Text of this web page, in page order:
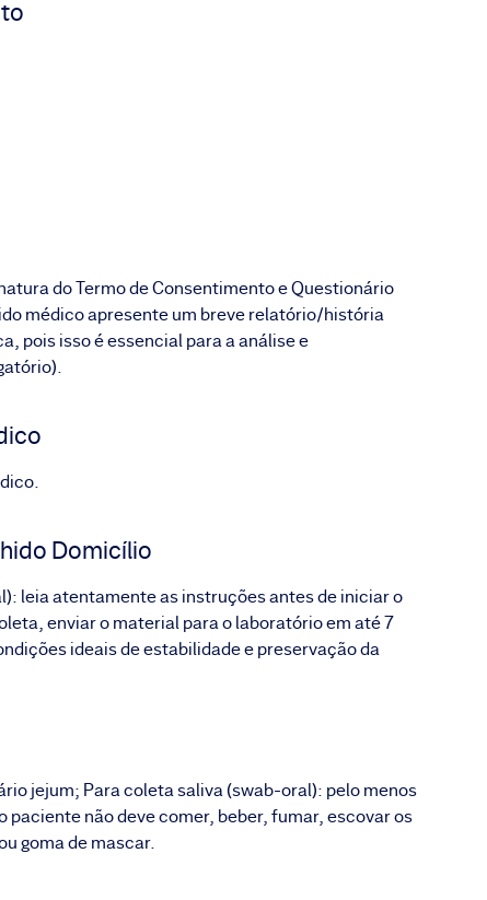
do Termo de Consentimento e Questionário
médico apresente um breve relatório/história
pois isso é essencial para a análise e
Domicílio
leia atentamente as instruções antes de iniciar o
enviar o material para o laboratório em até 7
ideais de estabilidade e preservação da
jejum; Para coleta saliva (swab-oral): pelo menos
paciente não deve comer, beber, fumar, escovar os
goma de mascar.